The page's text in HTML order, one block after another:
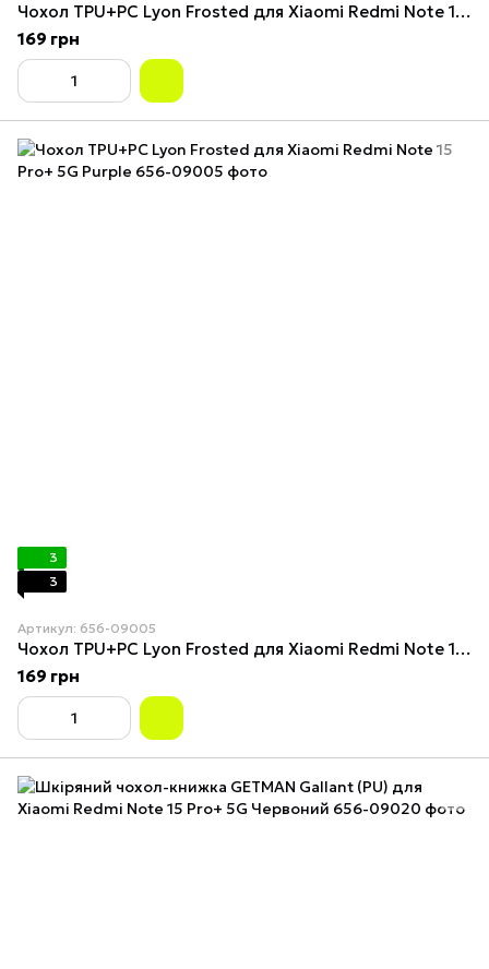
Чохол TPU+PC Lyon Frosted для Xiaomi Redmi Note 15 Pro+ 5G Navy Blue
169 грн
3
3
Артикул: 656-09005
Чохол TPU+PC Lyon Frosted для Xiaomi Redmi Note 15 Pro+ 5G Purple
169 грн